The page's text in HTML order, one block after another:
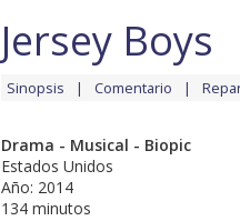
Jersey Boys
Sinopsis Comentario
Drama - Musical - Biopic
Estados Unidos
Año: 2014
134 minutos